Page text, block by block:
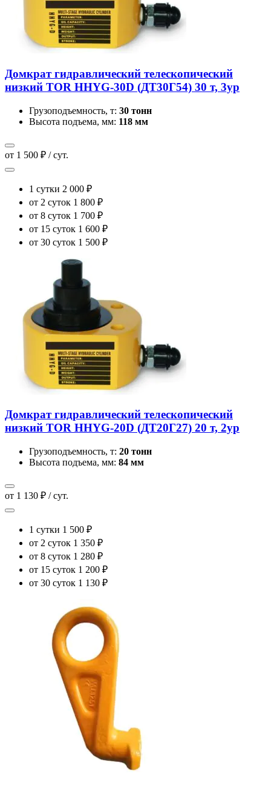
Домкрат гидравлический телескопический
низкий TOR HHYG-30D (ДТ30Г54) 30 т, 3ур
Грузоподъемность, т: 30 тонн
Высота подъема, мм: 118 мм
от 1 500 ₽ / сут.
1 сутки 2 000 ₽
от 2 суток 1 800 ₽
от 8 суток 1 700 ₽
от 15 суток 1 600 ₽
от 30 суток 1 500 ₽
Домкрат гидравлический телескопический
низкий TOR HHYG-20D (ДТ20Г27) 20 т, 2ур
Грузоподъемность, т: 20 тонн
Высота подъема, мм: 84 мм
от 1 130 ₽ / сут.
1 сутки 1 500 ₽
от 2 суток 1 350 ₽
от 8 суток 1 280 ₽
от 15 суток 1 200 ₽
от 30 суток 1 130 ₽